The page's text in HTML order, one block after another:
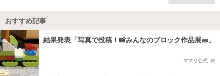
おすすめ記事
結果発表「写真で投稿！📸みんなのブロック作品展🧱」
ママリ公式